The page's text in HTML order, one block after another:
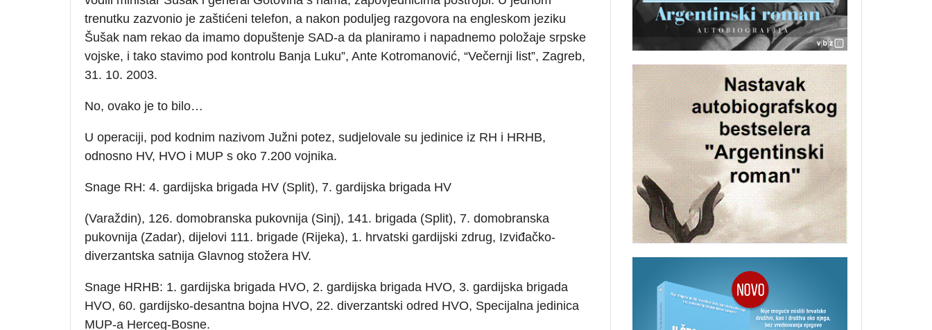
trenutku zazvonio je zaštićeni telefon, a nakon poduljeg razgovora na engleskom jeziku
Šušak nam rekao da imamo dopuštenje SAD-a da planiramo i napadnemo položaje srpske
vojske, i tako stavimo pod kontrolu Banja Luku”, Ante Kotromanović, “Večernji list”, Zagreb,
31. 10. 2003.
No, ovako je to bilo…
U operaciji, pod kodnim nazivom Južni potez, sudjelovale su jedinice iz RH i HRHB,
odnosno HV, HVO i MUP s oko 7.200 vojnika.
Snage RH: 4. gardijska brigada HV (Split), 7. gardijska brigada HV
(Varaždin), 126. domobranska pukovnija (Sinj), 141. brigada (Split), 7. domobranska
pukovnija (Zadar), dijelovi 111. brigade (Rijeka), 1. hrvatski gardijski zdrug, Izviđačko-
diverzantska satnija Glavnog stožera HV.
Snage HRHB: 1. gardijska brigada HVO, 2. gardijska brigada HVO, 3. gardijska brigada
HVO, 60. gardijsko-desantna bojna HVO, 22. diverzantski odred HVO, Specijalna jedinica
MUP-a Herceg-Bosne.